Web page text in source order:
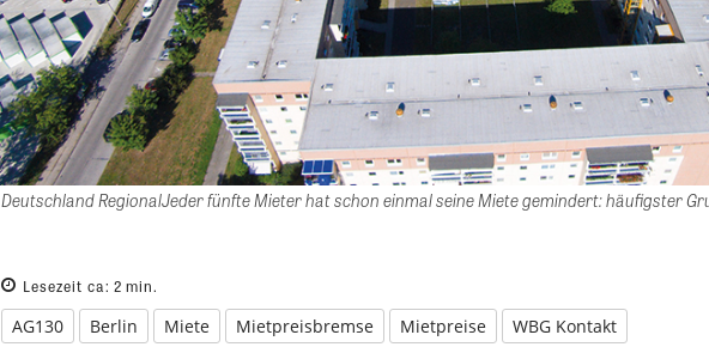
Deutschland RegionalJeder fünfte Mieter hat schon einmal seine Miete gemindert: häufigster
Lesezeit ca: 2 min.
AG130 Berlin Miete Mietpreisbremse Mietpreise WBG Kontakt